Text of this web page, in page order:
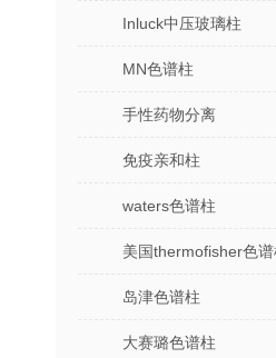
Inluck中压玻璃柱
MN色谱柱
手性药物分离
免疫亲和柱
waters色谱柱
美国thermofisher色谱
岛津色谱柱
大赛璐色谱柱